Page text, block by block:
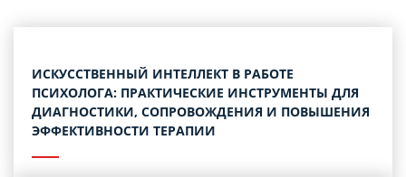
ИСКУССТВЕННЫЙ ИНТЕЛЛЕКТ В РАБОТЕ
ПСИХОЛОГА: ПРАКТИЧЕСКИЕ ИНСТРУМЕНТЫ ДЛЯ
ДИАГНОСТИКИ, СОПРОВОЖДЕНИЯ И ПОВЫШЕНИЯ
ЭФФЕКТИВНОСТИ ТЕРАПИИ